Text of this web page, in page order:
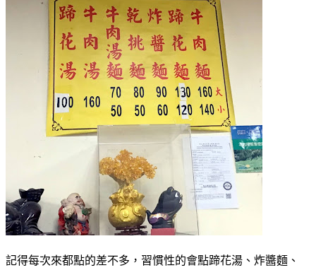
記得每次來都點的差不多，習慣性的會點蹄花湯、炸醬麵、